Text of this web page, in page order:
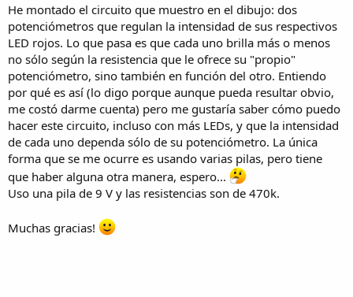
He montado el circuito que muestro en el dibujo: dos
potenciómetros que regulan la intensidad de sus respectivos
LED rojos. Lo que pasa es que cada uno brilla más o menos
no sólo según la resistencia que le ofrece su "propio"
potenciómetro, sino también en función del otro. Entiendo
por qué es así (lo digo porque aunque pueda resultar obvio,
me costó darme cuenta) pero me gustaría saber cómo puedo
hacer este circuito, incluso con más LEDs, y que la intensidad
de cada uno dependa sólo de su potenciómetro. La única
forma que se me ocurre es usando varias pilas, pero tiene
que haber alguna otra manera, espero...
Uso una pila de 9 V y las resistencias son de 470k.
Muchas gracias!